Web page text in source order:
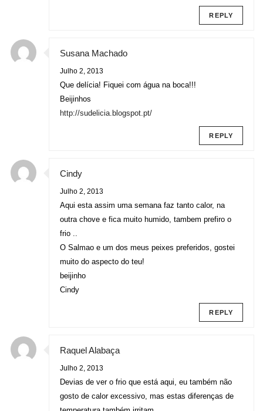
REPLY
Susana Machado
Julho 2, 2013
Que delícia! Fiquei com água na boca!!!
Beijinhos
http://sudelicia.blogspot.pt/
REPLY
Cindy
Julho 2, 2013
Aqui esta assim uma semana faz tanto calor, na
outra chove e fica muito humido, tambem prefiro o
frio ..
O Salmao e um dos meus peixes preferidos, gostei
muito do aspecto do teu!
beijinho
Cindy
REPLY
Raquel Alabaça
Julho 2, 2013
Devias de ver o frio que está aqui, eu também não
gosto de calor excessivo, mas estas diferenças de